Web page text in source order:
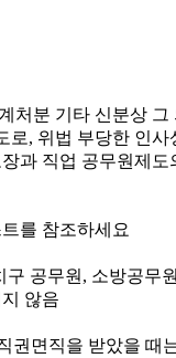
처분 기타 신분상
, 위법 부당한 인
과 직업 공무원제
구 공무원, 소방공무
않음
권면직을 받았을 때